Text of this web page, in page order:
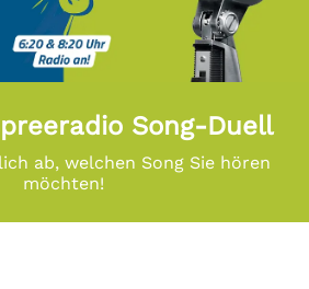
Song-Duell
ab, welchen Song Sie hören
möchten!